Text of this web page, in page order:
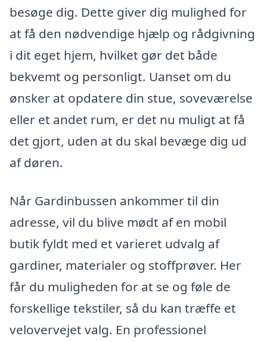
besøge dig. Dette giver dig mulighed for
at få den nødvendige hjælp og rådgivning
i dit eget hjem, hvilket gør det både
bekvemt og personligt. Uanset om du
ønsker at opdatere din stue, soveværelse
eller et andet rum, er det nu muligt at få
det gjort, uden at du skal bevæge dig ud
af døren.
Når Gardinbussen ankommer til din
adresse, vil du blive mødt af en mobil
butik fyldt med et varieret udvalg af
gardiner, materialer og stoffprøver. Her
får du muligheden for at se og føle de
forskellige tekstiler, så du kan træffe et
velovervejet valg. En professionel